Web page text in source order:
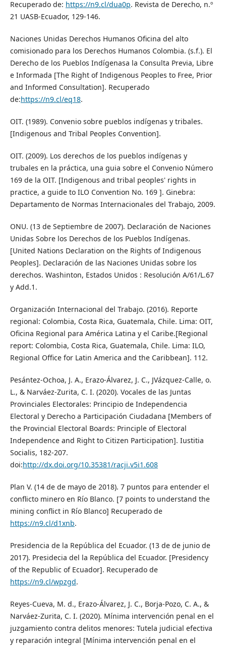
Recuperado de: https://n9.cl/dua0p. Revista de Derecho, n.º
21 UASB-Ecuador, 129-146.
Naciones Unidas Derechos Humanos Oficina del alto
comisionado para los Derechos Humanos Colombia. (s.f.). El
Derecho de los Pueblos Indígenasa la Consulta Previa, Libre
e Informada [The Right of Indigenous Peoples to Free, Prior
and Informed Consultation]. Recuperado
de:https://n9.cl/eq18.
OIT. (1989). Convenio sobre pueblos indígenas y tribales.
[Indigenous and Tribal Peoples Convention].
OIT. (2009). Los derechos de los pueblos indígenas y
trubales en la práctica, una guia sobre el Convenio Número
169 de la OIT. [Indigenous and tribal peoples' rights in
practice, a guide to ILO Convention No. 169 ]. Ginebra:
Departamento de Normas Internacionales del Trabajo, 2009.
ONU. (13 de Septiembre de 2007). Declaración de Naciones
Unidas Sobre los Derechos de los Pueblos Indígenas.
[United Nations Declaration on the Rights of Indigenous
Peoples]. Declaración de las Naciones Unidas sobre los
derechos. Washinton, Estados Unidos : Resolución A/61/L.67
y Add.1.
Organización Internacional del Trabajo. (2016). Reporte
regional: Colombia, Costa Rica, Guatemala, Chile. Lima: OIT,
Oficina Regional para América Latina y el Caribe.[Regional
report: Colombia, Costa Rica, Guatemala, Chile. Lima: ILO,
Regional Office for Latin America and the Caribbean]. 112.
Pesántez-Ochoa, J. A., Erazo-Álvarez, J. C., JVázquez-Calle, o.
L., & Narváez-Zurita, C. I. (2020). Vocales de las Juntas
Provinciales Electorales: Principio de Independencia
Electoral y Derecho a Participación Ciudadana [Members of
the Provincial Electoral Boards: Principle of Electoral
Independence and Right to Citizen Participation]. Iustitia
Socialis, 182-207.
doi:http://dx.doi.org/10.35381/racji.v5i1.608
Plan V. (14 de de mayo de 2018). 7 puntos para entender el
conflicto minero en Río Blanco. [7 points to understand the
mining conflict in Río Blanco] Recuperado de
https://n9.cl/d1xnb.
Presidencia de la República del Ecuador. (13 de de junio de
2017). Presidecia del la República del Ecuador. [Presidency
of the Republic of Ecuador]. Recuperado de
https://n9.cl/wpzgd.
Reyes-Cueva, M. d., Erazo-Álvarez, J. C., Borja-Pozo, C. A., &
Narváez-Zurita, C. I. (2020). Mínima intervención penal en el
juzgamiento contra delitos menores: Tutela judicial efectiva
y reparación integral [Mínima intervención penal en el